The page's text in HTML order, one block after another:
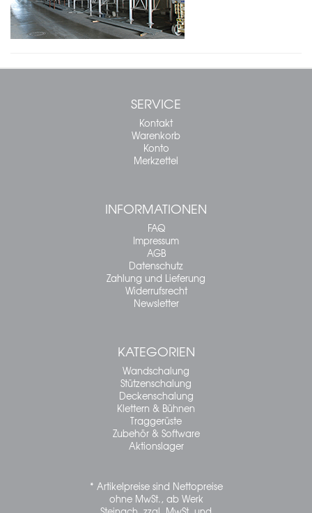
SERVICE
Kontakt
Warenkorb
Konto
Merkzettel
INFORMATIONEN
FAQ
Impressum
AGB
Datenschutz
Zahlung und Lieferung
Widerrufsrecht
Newsletter
KATEGORIEN
Wandschalung
Stützenschalung
Deckenschalung
Klettern & Bühnen
Traggerüste
Zubehör & Software
Aktionslager
* Artikelpreise sind Nettopreise
ohne MwSt., ab Werk